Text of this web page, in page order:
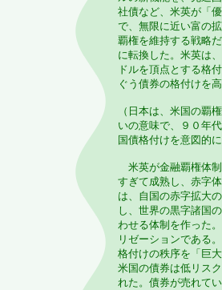
社債など、米英が「
で、無限に近い富の
覇権を維持する戦略
に転換した。米英は
ドルを頂点とする格
ぐう債券の格付けを
（日本は、米国の覇
いの意味で、９０年
国債格付けを意図的
米英が金融覇権体
すぎて成熟し、赤字
は、自国の赤字拡大
し、世界の黒字諸国
わせる体制を作った
リゼーションである
格付けの秩序を「巨
米国の債券は低リス
れた。債券が売れて